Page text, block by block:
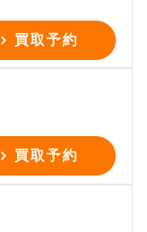
買取予約
買取予約